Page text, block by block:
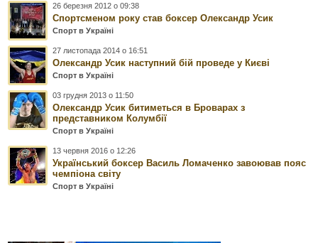
26 березня 2012 о 09:38
Спортсменом року став боксер Олександр Усик
Спорт в Україні
27 листопада 2014 о 16:51
Олександр Усик наступний бій проведе у Києві
Спорт в Україні
03 грудня 2013 о 11:50
Олександр Усик битиметься в Броварах з
представником Колумбії
Спорт в Україні
13 червня 2016 о 12:26
Український боксер Василь Ломаченко завоював пояс
чемпіона світу
Спорт в Україні